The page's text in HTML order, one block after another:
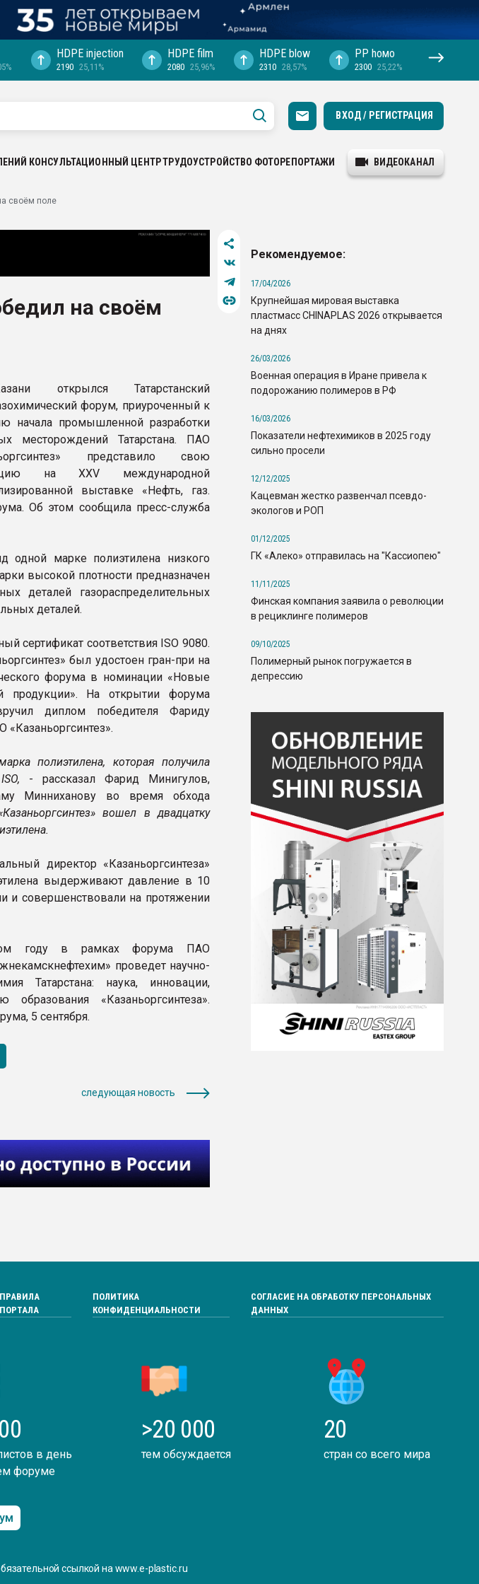
HDPE injection
2190 25,11%
HDPE film
2080 25,96%
HDPE blow
2310 28,57%
PP hомо
2300 25,22%
ВХОД / РЕГИСТРАЦИЯ
КОНСУЛЬТАЦИОННЫЙ ЦЕНТРТРУДОУСТРОЙСТВО ФОТОРЕПОРТАЖИ ВИДЕОКАНАЛ
своём поле
на своём
открылся Татарстанский
форум, приуроченный к
начала промышленной разработки
месторождений Татарстана. ПАО
представило свою
на XXV международной
выставке «Нефть, газ.
Об этом сообщила пресс-служба
одной марке полиэтилена низкого
высокой плотности предназначен
деталей газораспределительных
деталей.
сертификат соответствия ISO 9080.
был удостоен гран-при на
форума в номинации «Новые
продукции». На открытии форума
диплом победителя Фариду
полиэтилена, которая получила
- рассказал Фарид Минигулов,
Минниханову во время обхода
вошел в двадцатку
директор «Казаньоргсинтеза»
выдерживают давление в 10
и совершенствовали на протяжении
году в рамках форума ПАО
проведет научно-
Татарстана: наука, инновации,
«Казаньоргсинтеза».
5 сентября.
следующая новость
Рекомендуемое:
17/04/2026
Крупнейшая мировая выставка
пластмасс CHINAPLAS 2026 открывается
на днях
26/03/2026
Военная операция в Иране привела к
подорожанию полимеров в РФ
16/03/2026
Показатели нефтехимиков в 2025 году
сильно просели
12/12/2025
Кацевман жестко развенчал псевдо-
экологов и РОП
01/12/2025
ГК «Алеко» отправилась на "Кассиопею"
11/11/2025
Финская компания заявила о революции
в рециклинге полимеров
09/10/2025
Полимерный рынок погружается в
депрессию
ПРАВИЛА
ПОРТАЛА
ПОЛИТИКА
КОНФИДЕНЦИАЛЬНОСТИ
СОГЛАСИЕ НА ОБРАБОТКУ ПЕРСОНАЛЬНЫХ
ДАННЫХ
в день
форуме
>20 000
тем обсуждается
20
стран со всего мира
ссылкой на www.e-plastic.ru